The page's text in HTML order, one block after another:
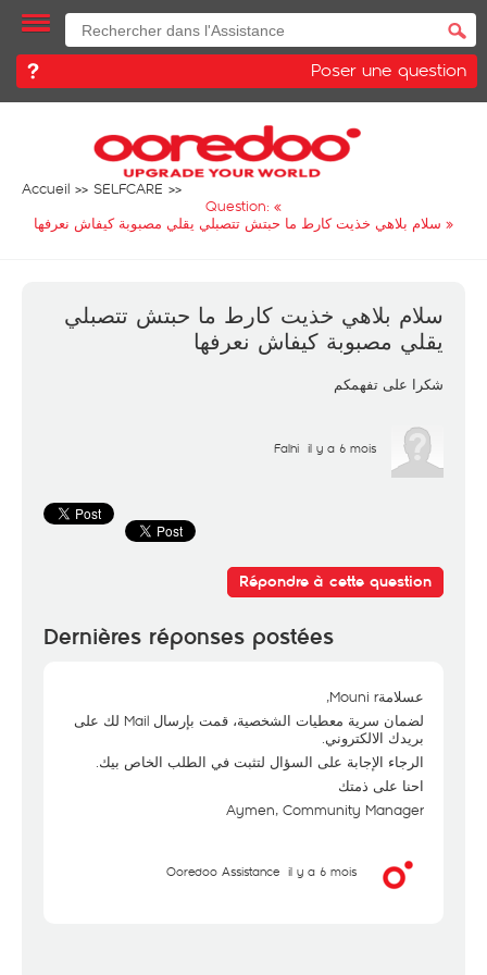
Poser une question
Accueil
SELFCARE
Question: «
سلام بلاهي خذيت كارط ما حبتش تتصبلي يقلي مصبوبة كيفاش نعرفها »
سلام بلاهي خذيت كارط ما حبتش تتصبلي
يقلي مصبوبة كيفاش نعرفها
شكرا على تفهمكم
Falhi il y a 6 mois
Répondre à cette question
Dernières réponses postées
عسلامةMouni r,
لضمان سرية معطيات الشخصية، قمت بإرسال Mail لك على
بريدك الالكتروني.
الرجاء الإجابة على السؤال لتثبت في الطلب الخاص بيك.
احنا على ذمتك
Aymen, Community Manager
Ooredoo Assistance il y a 6 mois